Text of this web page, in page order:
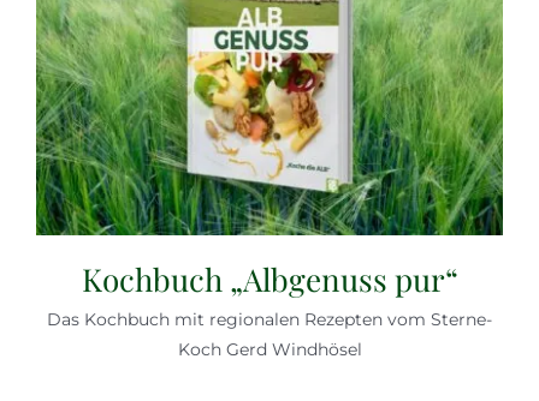
Kochbuch „Albgenuss pur“
Das Kochbuch mit regionalen Rezepten vom Sterne-
Koch Gerd Windhösel